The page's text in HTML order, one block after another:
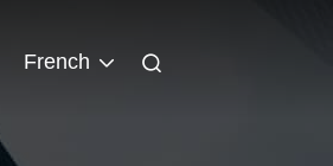
French